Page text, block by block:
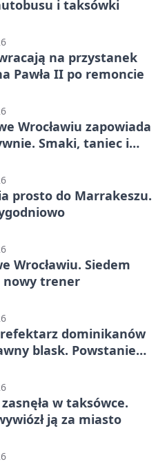
i taksówki
na przystanek
Pawła II po remoncie
Wrocławiu zapowiada
Smaki, taniec i
prosto do Marrakeszu.
Wrocławiu. Siedem
trener
dominikanów
blask. Powstanie
w taksówce.
ją za miasto